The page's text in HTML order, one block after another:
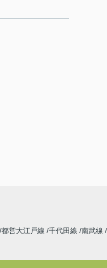
都営大江戸線 千代田線 南武線